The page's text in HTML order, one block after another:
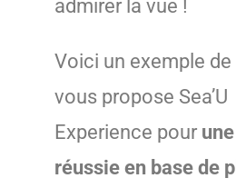
admirer la vue !
Voici un exemple
vous propose Sea’U
Experience pour
réussie en base de